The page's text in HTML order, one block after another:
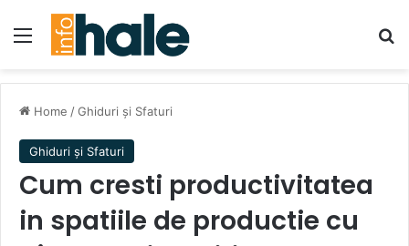
Menu
Home /Ghiduri și Sfaturi
Ghiduri și Sfaturi
Cum cresti productivitatea
in spatiile de productie cu